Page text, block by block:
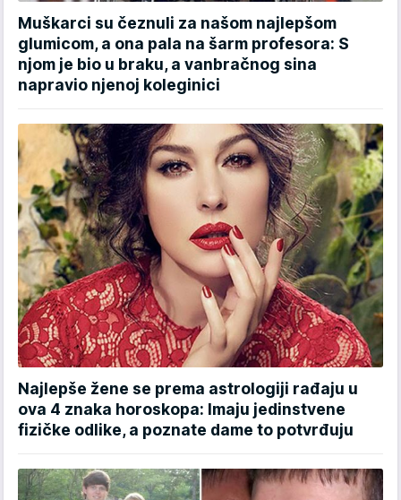
Muškarci su čeznuli za našom najlepšom
glumicom, a ona pala na šarm profesora: S
njom je bio u braku, a vanbračnog sina
napravio njenoj koleginici
Najlepše žene se prema astrologiji rađaju u
ova 4 znaka horoskopa: Imaju jedinstvene
fizičke odlike, a poznate dame to potvrđuju